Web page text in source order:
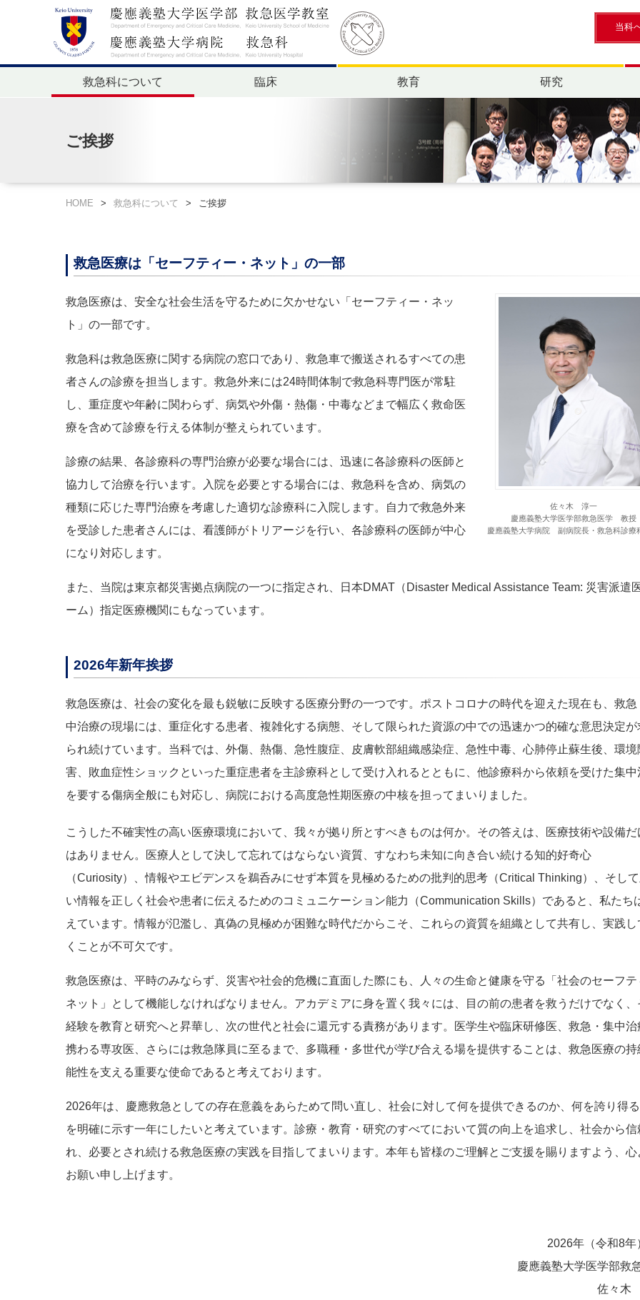
当科
救急科について 臨床 教育 研究
ご挨拶
HOME > 救急科について > ご挨拶
救急医療は「セーフティー・ネット」の一部
佐々木 淳一
慶應義塾大学医学部救急医学 教授
慶應義塾大学病院 副病院長・救急科診療
救急医療は、安全な社会生活を守るために欠かせない「セーフティー・ネッ
ト」の一部です。
救急科は救急医療に関する病院の窓口であり、救急車で搬送されるすべての患
者さんの診療を担当します。救急外来には24時間体制で救急科専門医が常駐
し、重症度や年齢に関わらず、病気や外傷・熱傷・中毒などまで幅広く救命医
療を含めて診療を行える体制が整えられています。
診療の結果、各診療科の専門治療が必要な場合には、迅速に各診療科の医師と
協力して治療を行います。入院を必要とする場合には、救急科を含め、病気の
種類に応じた専門治療を考慮した適切な診療科に入院します。自力で救急外来
を受診した患者さんには、看護師がトリアージを行い、各診療科の医師が中心
になり対応します。
また、当院は東京都災害拠点病院の一つに指定され、日本DMAT（Disaster Medical Assistance Team: 災害派遣
ーム）指定医療機関にもなっています。
2026年新年挨拶
救急医療は、社会の変化を最も鋭敏に反映する医療分野の一つです。ポストコロナの時代を迎えた現在も、救急
中治療の現場には、重症化する患者、複雑化する病態、そして限られた資源の中での迅速かつ的確な意思決定が
られ続けています。当科では、外傷、熱傷、急性腹症、皮膚軟部組織感染症、急性中毒、心肺停止蘇生後、環境
害、敗血症性ショックといった重症患者を主診療科として受け入れるとともに、他診療科から依頼を受けた集中
を要する傷病全般にも対応し、病院における高度急性期医療の中核を担ってまいりました。
こうした不確実性の高い医療環境において、我々が拠り所とすべきものは何か。その答えは、医療技術や設備だ
はありません。医療人として決して忘れてはならない資質、すなわち未知に向き合い続ける知的好奇心
（Curiosity）、情報やエビデンスを鵜呑みにせず本質を見極めるための批判的思考（Critical Thinking）、そし
い情報を正しく社会や患者に伝えるためのコミュニケーション能力（Communication Skills）であると、私たち
えています。情報が氾濫し、真偽の見極めが困難な時代だからこそ、これらの資質を組織として共有し、実践し
くことが不可欠です。
救急医療は、平時のみならず、災害や社会的危機に直面した際にも、人々の生命と健康を守る「社会のセーフテ
ネット」として機能しなければなりません。アカデミアに身を置く我々には、目の前の患者を救うだけでなく、
経験を教育と研究へと昇華し、次の世代と社会に還元する責務があります。医学生や臨床研修医、救急・集中治
携わる専攻医、さらには救急隊員に至るまで、多職種・多世代が学び合える場を提供することは、救急医療の持
能性を支える重要な使命であると考えております。
2026年は、慶應救急としての存在意義をあらためて問い直し、社会に対して何を提供できるのか、何を誇り得
を明確に示す一年にしたいと考えています。診療・教育・研究のすべてにおいて質の向上を追求し、社会から信
れ、必要とされ続ける救急医療の実践を目指してまいります。本年も皆様のご理解とご支援を賜りますよう、心
お願い申し上げます。
2026年（令和8年
慶應義塾大学医学部救
佐々木